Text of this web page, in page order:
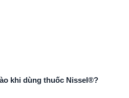
khi dùng thuốc Nissel®?